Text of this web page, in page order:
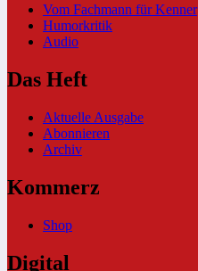
Vom Fachmann für Kenner
Humorkritik
Audio
Das Heft
Aktuelle Ausgabe
Abonnieren
Archiv
Kommerz
Shop
Digital